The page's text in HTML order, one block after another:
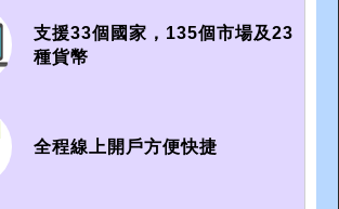
支援33個國家，135個市場及23
種貨幣
全程線上開戶方便快捷